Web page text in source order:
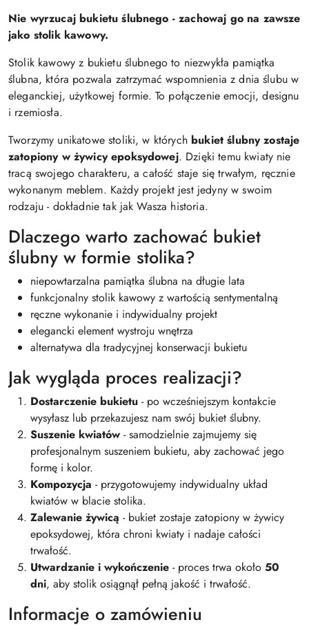
Nie wyrzucaj bukietu ślubnego - zachowaj go na zawsze
jako stolik kawowy.
Stolik kawowy z bukietu ślubnego to niezwykła pamiątka
ślubna, która pozwala zatrzymać wspomnienia z dnia ślubu w
eleganckiej, użytkowej formie. To połączenie emocji, designu
i rzemiosła.
Tworzymy unikatowe stoliki, w których bukiet ślubny zostaje
zatopiony w żywicy epoksydowej. Dzięki temu kwiaty nie
tracą swojego charakteru, a całość staje się trwałym, ręcznie
wykonanym meblem. Każdy projekt jest jedyny w swoim
rodzaju - dokładnie tak jak Wasza historia.
Dlaczego warto zachować bukiet
ślubny w formie stolika?
niepowtarzalna pamiątka ślubna na długie lata
funkcjonalny stolik kawowy z wartością sentymentalną
ręczne wykonanie i indywidualny projekt
elegancki element wystroju wnętrza
alternatywa dla tradycyjnej konserwacji bukietu
Jak wygląda proces realizacji?
Dostarczenie bukietu - po wcześniejszym kontakcie
wysyłasz lub przekazujesz nam swój bukiet ślubny.
Suszenie kwiatów - samodzielnie zajmujemy się
profesjonalnym suszeniem bukietu, aby zachować jego
formę i kolor.
Kompozycja - przygotowujemy indywidualny układ
kwiatów w blacie stolika.
Zalewanie żywicą - bukiet zostaje zatopiony w żywicy
epoksydowej, która chroni kwiaty i nadaje całości
trwałość.
Utwardzanie i wykończenie - proces trwa około 50
dni, aby stolik osiągnął pełną jakość i trwałość.
Informacje o zamówieniu